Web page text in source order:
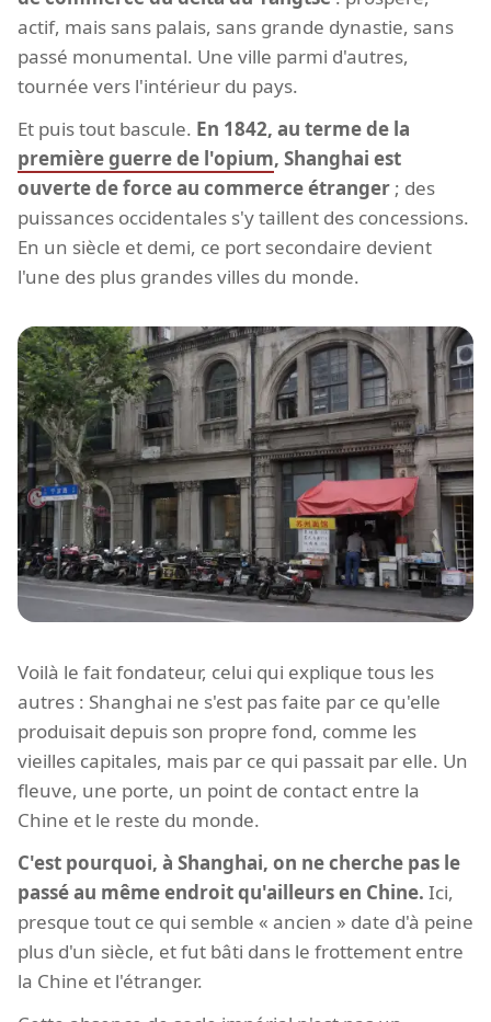
actif, mais sans palais, sans grande dynastie, sans
passé monumental. Une ville parmi d'autres,
tournée vers l'intérieur du pays.
Et puis tout bascule. En 1842, au terme de la
première guerre de l'opium, Shanghai est
ouverte de force au commerce étranger ; des
puissances occidentales s'y taillent des concessions.
En un siècle et demi, ce port secondaire devient
l'une des plus grandes villes du monde.
Voilà le fait fondateur, celui qui explique tous les
autres : Shanghai ne s'est pas faite par ce qu'elle
produisait depuis son propre fond, comme les
vieilles capitales, mais par ce qui passait par elle. Un
fleuve, une porte, un point de contact entre la
Chine et le reste du monde.
C'est pourquoi, à Shanghai, on ne cherche pas le
passé au même endroit qu'ailleurs en Chine. Ici,
presque tout ce qui semble « ancien » date d'à peine
plus d'un siècle, et fut bâti dans le frottement entre
la Chine et l'étranger.